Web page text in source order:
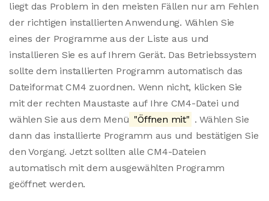
liegt das Problem in den meisten Fällen nur am Fehlen
der richtigen installierten Anwendung. Wählen Sie
eines der Programme aus der Liste aus und
installieren Sie es auf Ihrem Gerät. Das Betriebssystem
sollte dem installierten Programm automatisch das
Dateiformat CM4 zuordnen. Wenn nicht, klicken Sie
mit der rechten Maustaste auf Ihre CM4-Datei und
wählen Sie aus dem Menü "Öffnen mit" . Wählen Sie
dann das installierte Programm aus und bestätigen Sie
den Vorgang. Jetzt sollten alle CM4-Dateien
automatisch mit dem ausgewählten Programm
geöffnet werden.